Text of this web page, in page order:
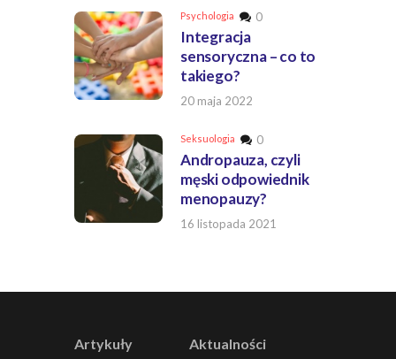
Psychologia 0
Integracja
sensoryczna – co to
takiego?
20 maja 2022
Seksuologia 0
Andropauza, czyli
męski odpowiednik
menopauzy?
16 listopada 2021
Artykuły
Aktualności